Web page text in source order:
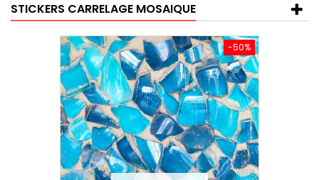
STICKERS CARRELAGE MOSAIQUE
-50%